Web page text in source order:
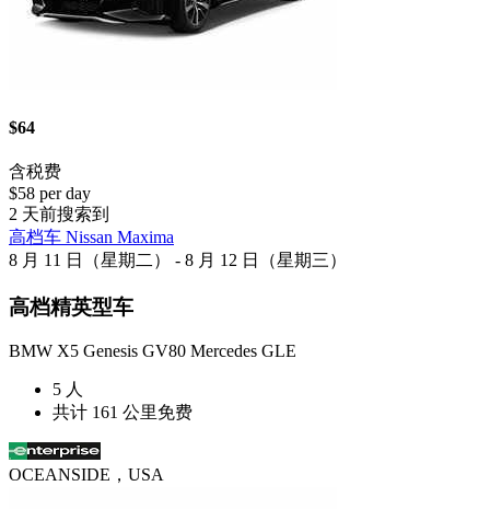
$64
含税费
$58 per day
2 天前搜索到
高档车 Nissan Maxima
8 月 11 日（星期二） - 8 月 12 日（星期三）
高档精英型车
BMW X5 Genesis GV80 Mercedes GLE
5 人
共计 161 公里免费
OCEANSIDE，USA